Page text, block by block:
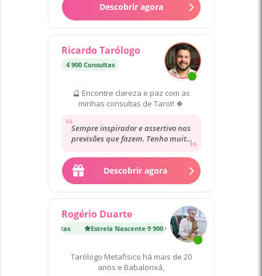
Descobrir agora
Ricardo Tarólogo
4 900 Consultas
🔮 Encontre clareza e paz com as
minhas consultas de Tarot! 🍀
Sempre inspirador e assertivo nas
previsões que fazem. Tenho muita
Descobrir agora
Rogério Duarte
Estrela Nascente·9 900 Consultas
Tarólogo Metafisico há mais de 20
anos e Babalorixá,